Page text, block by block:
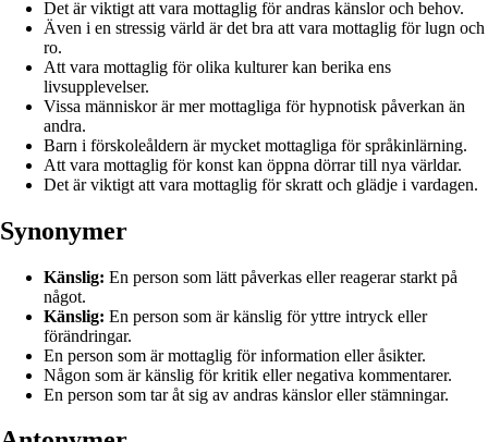
Det är viktigt att vara mottaglig för andras känslor och behov.
Även i en stressig värld är det bra att vara mottaglig för lugn och
ro.
Att vara mottaglig för olika kulturer kan berika ens
livsupplevelser.
Vissa människor är mer mottagliga för hypnotisk påverkan än
andra.
Barn i förskoleåldern är mycket mottagliga för språkinlärning.
Att vara mottaglig för konst kan öppna dörrar till nya världar.
Det är viktigt att vara mottaglig för skratt och glädje i vardagen.
Synonymer
Känslig: En person som lätt påverkas eller reagerar starkt på
något.
Känslig: En person som är känslig för yttre intryck eller
förändringar.
En person som är mottaglig för information eller åsikter.
Någon som är känslig för kritik eller negativa kommentarer.
En person som tar åt sig av andras känslor eller stämningar.